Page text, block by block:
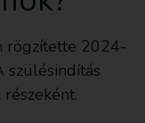
rögzítette 2024-
szülésindítás